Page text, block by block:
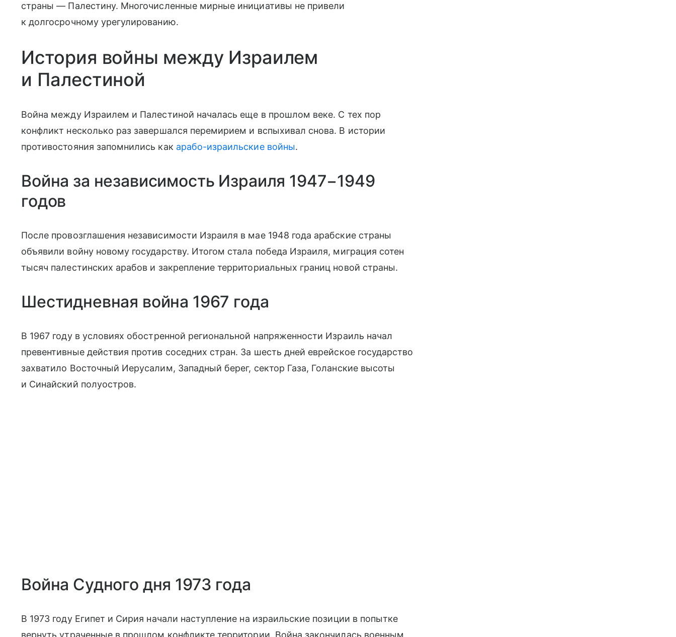
страны — Палестину. Многочисленные мирные инициативы не привели
к долгосрочному урегулированию.
История войны между Израилем
и Палестиной
Война между Израилем и Палестиной началась еще в прошлом веке. С тех пор
конфликт несколько раз завершался перемирием и вспыхивал снова. В истории
противостояния запомнились как арабо-израильские войны.
Война за независимость Израиля 1947−1949
годов
После провозглашения независимости Израиля в мае 1948 года арабские страны
объявили войну новому государству. Итогом стала победа Израиля, миграция сотен
тысяч палестинских арабов и закрепление территориальных границ новой страны.
Шестидневная война 1967 года
В 1967 году в условиях обостренной региональной напряженности Израиль начал
превентивные действия против соседних стран. За шесть дней еврейское государство
захватило Восточный Иерусалим, Западный берег, сектор Газа, Голанские высоты
и Синайский полуостров.
Война Судного дня 1973 года
В 1973 году Египет и Сирия начали наступление на израильские позиции в попытке
вернуть утраченные в прошлом конфликте территории. Война закончилась военным